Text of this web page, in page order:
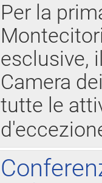
Per la
esclusive,
Camera
tutte le